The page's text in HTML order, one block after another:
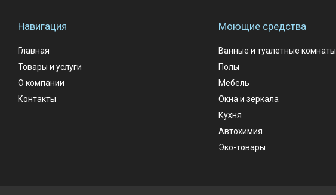
Навигация
Главная
Товары и услуги
О компании
Контакты
Моющие средства
Ванные и туалетные комнаты
Полы
Мебель
Окна и зеркала
Кухня
Автохимия
Эко-товары